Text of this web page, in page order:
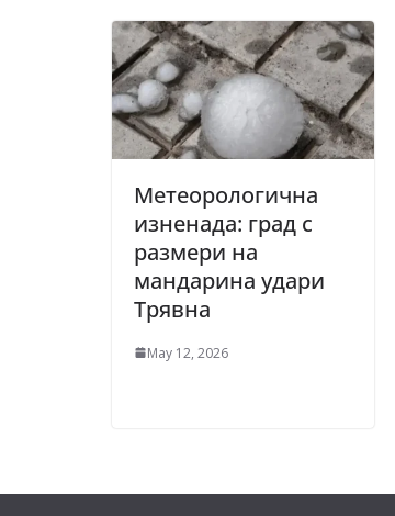
Метеорологична
изненада: град с
размери на
мандарина удари
Трявна
May 12, 2026